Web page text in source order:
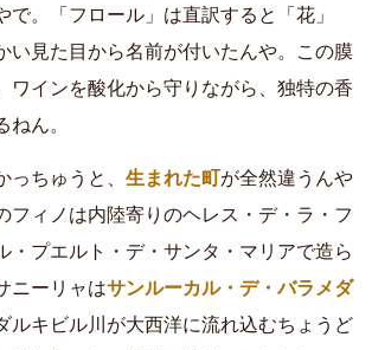
で。「フロール」は直訳すると「花」
い見た目から名前が付いたんや。この膜
ワインを酸化から守りながら、独特の香
ねん。
っちゅうと、 生まれた町が全然違うんや
フィノは内陸寄りのヘレス・デ・ラ・フ
・プエルト・デ・サンタ・マリアで造ら
ニーリャはサンルーカル・デ・バラメダ
ルキビル川が大西洋に流れ込むちょうど